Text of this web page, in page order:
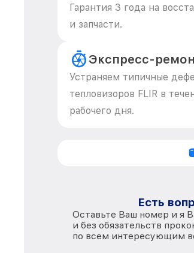
Гарантия 3 года на
и запчасти.
Экспресс-
Устраняем типичные
тепловизоров FLIR в
рабочего дня.
Есть
Оставьте Ваш номер и я
и без обязательств
по всем интересующим